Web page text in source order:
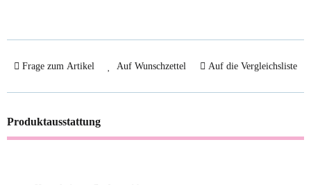
Frage zum Artikel Auf Wunschzettel Auf die Vergleichsliste
Produktausstattung